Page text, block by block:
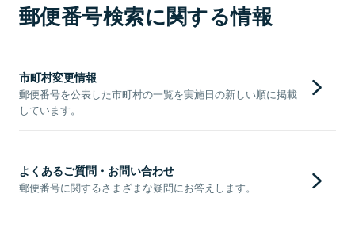
郵便番号検索に関する情報
市町村変更情報
郵便番号を公表した市町村の一覧を実施日の新しい順に掲載
しています。
よくあるご質問・お問い合わせ
郵便番号に関するさまざまな疑問にお答えします。